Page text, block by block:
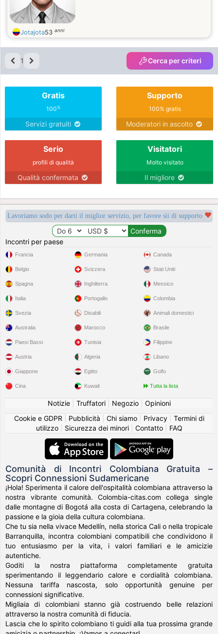
Jotajota53 anni
1 Cerca per criteri
Gratis
100%
Servizi gratuiti
Supporto
100% gratis
Moderatori in ascolto
Serio
profili di qualità
Qualità confermata
Visitatori
Molto visitato
Il migliore
Lavoriamo sodo per darti il miglior servizio, per favore sii di supporto
Incontri per paese
Francia
Belgio
Spagna
Italia
Svezia
Germania
Svizzera
Inghilterra
Portogallo
Disabili
Canada
Stati Uniti
Messico
Colombia
Animali domestici
Australia
Paesi Bassi
Austria
Giappone
Cina
Marocco
Tunisia
Algeria
Egitto
Kuwait
Brasile
Filippine
Libano
Golfo
Tutta la lista
Notizie| Truffatori| Negozio| Opinioni
Cookie e GDPR
Pubblicità Chi siamo| Privacy| Termini di
utilizzo| Sicurezza dei minori| Contatto| FAQ
Comunità di Incontri Colombiana Gratuita –
Scopri Connessioni Sudamericane
¡Hola! Sperimenta il calore dell'ospitalità colombiana attraverso la
nostra vibrante comunità. Colombia-citas.com collega single
dalle montagne di Bogotá alla costa di Cartagena, celebrando la
passione e la gioia della cultura colombiana.
Che tu sia nella vivace Medellín, nella storica Cali o nella tropicale
Barranquilla, incontra colombiani compatibili che condividono il
tuo entusiasmo per la vita, i valori familiari e le amicizie
autentiche.
Goditi la nostra piattaforma completamente gratuita
sperimentando il leggendario calore e cordialità colombiana.
Nessuna tariffa nascosta, solo opportunità genuine per
connessioni significative.
Migliaia di colombiani stanno già costruendo belle relazioni
attraverso la nostra comunità di fiducia.
Lascia che lo spirito colombiano ti guidi alla tua prossima grande